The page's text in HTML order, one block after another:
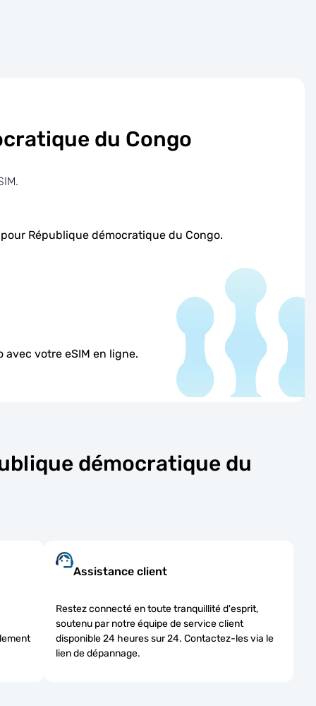
du Congo
République démocratique du Congo.
votre eSIM en ligne.
démocratique du
Assistance client
Restez connecté en toute tranquillité d'esprit,
soutenu par notre équipe de service client
disponible 24 heures sur 24. Contactez-les via le
lien de dépannage.